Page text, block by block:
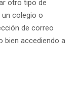
otro tipo de
colegio o
de correo
bien accediendo a